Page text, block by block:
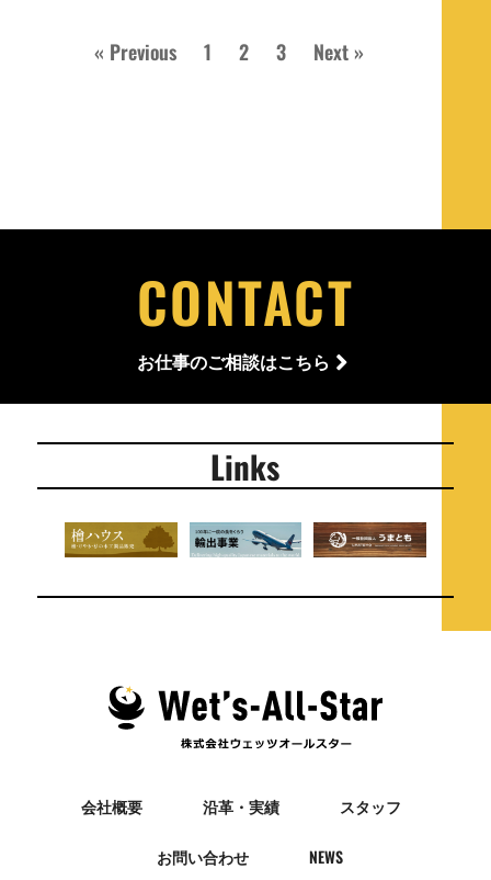
« Previous 1 2 3 Next »
CONTACT
お仕事のご相談はこちら
Links
会社概要 沿革・実績 スタッフ
お問い合わせ NEWS